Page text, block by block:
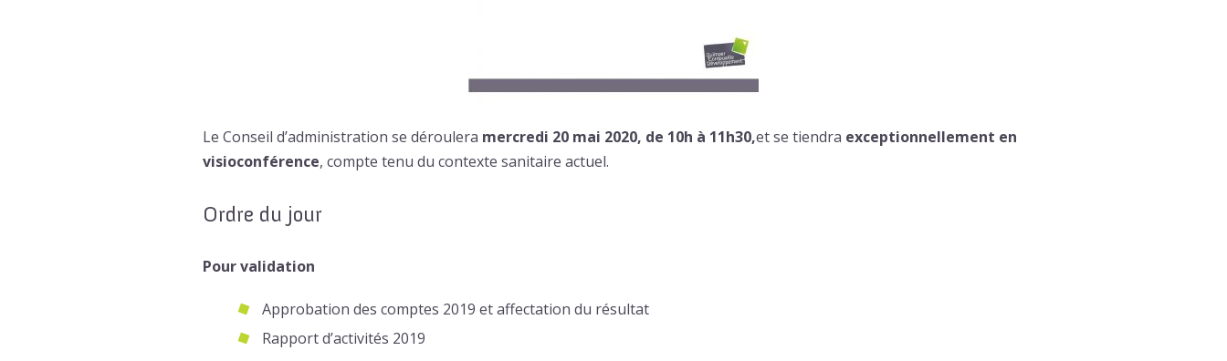
Le Conseil d’administration se déroulera mercredi 20 mai 2020, de 10h à 11h30,et se tiendra exceptionnellement en
visioconférence, compte tenu du contexte sanitaire actuel.
Ordre du jour
Pour validation
Approbation des comptes 2019 et affectation du résultat
Rapport d’activités 2019